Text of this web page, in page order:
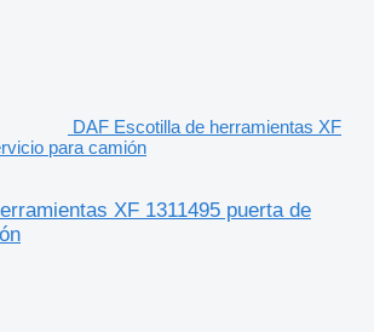
DAF Escotilla de herramientas XF
para camión
XF 1311495 puerta de